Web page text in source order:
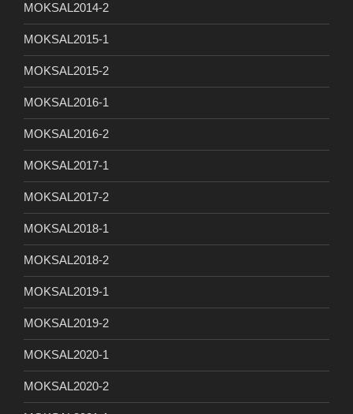
MOKSAL2014-2
MOKSAL2015-1
MOKSAL2015-2
MOKSAL2016-1
MOKSAL2016-2
MOKSAL2017-1
MOKSAL2017-2
MOKSAL2018-1
MOKSAL2018-2
MOKSAL2019-1
MOKSAL2019-2
MOKSAL2020-1
MOKSAL2020-2